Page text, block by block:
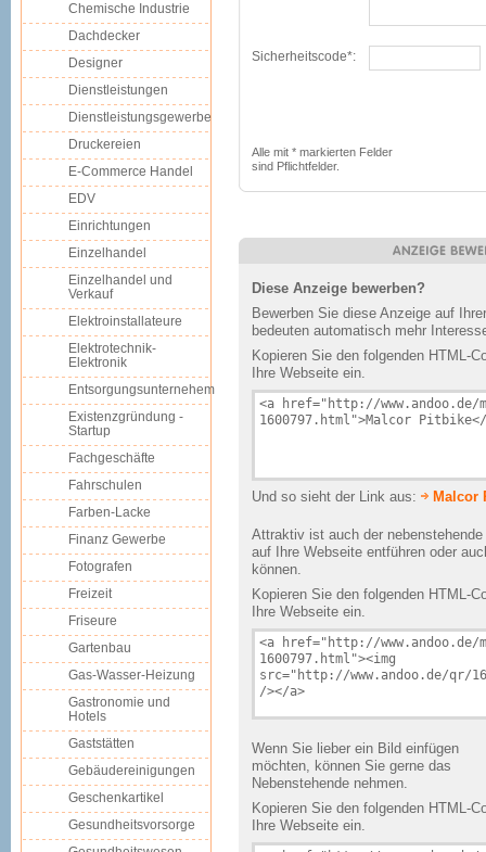
Sicherheitscode*:
Alle mit * markierten Felder
sind Pflichtfelder.
Diese Anzeige bewerben?
Bewerben Sie diese Anzeige auf
bedeuten automatisch mehr
Kopieren Sie den folgenden HTML-
Ihre Webseite ein.
Und so sieht der Link aus: Malcor
Attraktiv ist auch der
auf Ihre Webseite entführen oder
können.
Kopieren Sie den folgenden HTML-
Ihre Webseite ein.
Wenn Sie lieber ein Bild einfügen
möchten, können Sie gerne das
Nebenstehende nehmen.
Kopieren Sie den folgenden HTML-
Ihre Webseite ein.
Chemische Industrie
Dachdecker
Designer
Dienstleistungen
Dienstleistungsgewerbe
Druckereien
E-Commerce Handel
EDV
Einrichtungen
Einzelhandel
Einzelhandel und
Verkauf
Elektroinstallateure
Elektrotechnik-
Elektronik
Entsorgungsunternehem
Existenzgründung -
Startup
Fachgeschäfte
Fahrschulen
Farben-Lacke
Finanz Gewerbe
Fotografen
Freizeit
Friseure
Gartenbau
Gas-Wasser-Heizung
Gastronomie und
Hotels
Gaststätten
Gebäudereinigungen
Geschenkartikel
Gesundheitsvorsorge